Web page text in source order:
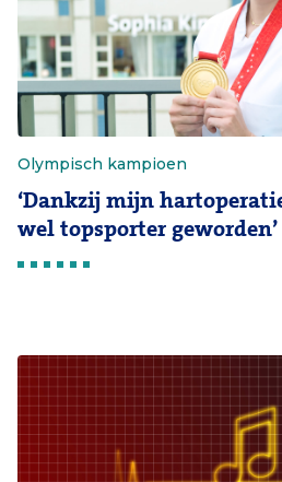
Olympisch kampioen
‘Dankzij mijn
wel topsporter geworden’